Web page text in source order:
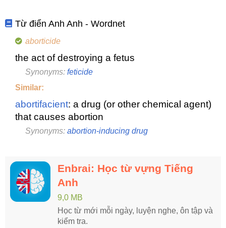
Từ điển Anh Anh - Wordnet
aborticide
the act of destroying a fetus
Synonyms: feticide
Similar:
abortifacient: a drug (or other chemical agent)
that causes abortion
Synonyms: abortion-inducing drug
Enbrai: Học từ vựng Tiếng
Anh
9,0 MB
Học từ mới mỗi ngày, luyện nghe, ôn tập và
kiểm tra.